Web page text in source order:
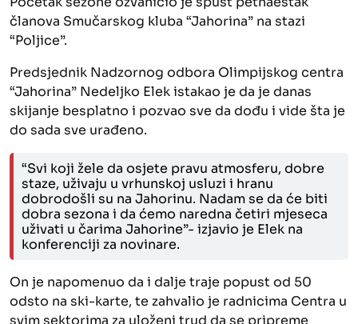
članova Smučarskog kluba “Jahorina” na stazi
“Poljice”.
Predsjednik Nadzornog odbora Olimpijskog centra
“Jahorina” Nedeljko Elek istakao je da je danas
skijanje besplatno i pozvao sve da dođu i vide šta je
do sada sve urađeno.
“Svi koji žele da osjete pravu atmosferu, dobre
staze, uživaju u vrhunskoj usluzi i hranu
dobrodošli su na Jahorinu. Nadam se da će biti
dobra sezona i da ćemo naredna četiri mjeseca
uživati u čarima Jahorine”- izjavio je Elek na
konferenciji za novinare.
On je napomenuo da i dalje traje popust od 50
odsto na ski-karte, te zahvalio je radnicima Centra u
svim sektorima za uloženi trud da se pripreme